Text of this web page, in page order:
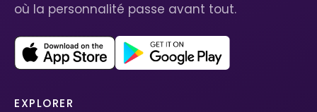
où la personnalité passe avant tout.
EXPLORER